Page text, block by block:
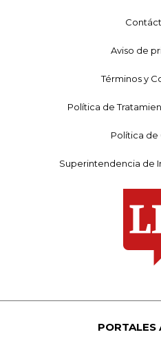
Aviso de
Términos y
Política de
Política de
Superintendencia de
PORTALES